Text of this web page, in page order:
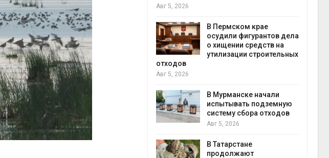
Авг 5, 2026
Органические яйца
оказались «хуже для
климата»: исследование
показало пределы
экологических расчётов
Авг 5, 2026
Стартовал прием заявок
на экологическую
премию
«Экопозитив-2026»
Авг 5, 2026
Авг 5, 2026
В Пермском крае
осудили фигурантов дела
о хищении средств на
утилизации строительных
отходов
Авг 5, 2026
В Мурманске начали
испытывать подземную
систему сбора отходов
Авг 5, 2026
В Татарстане
продолжают